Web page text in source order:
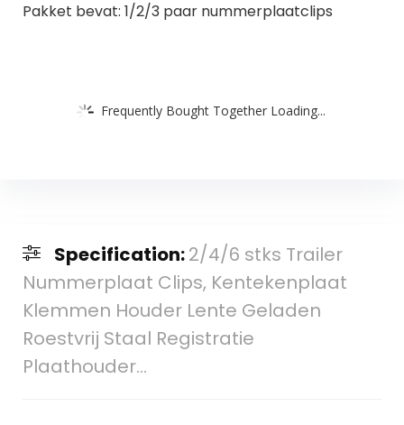
Pakket bevat: 1/2/3 paar nummerplaatclips
Frequently Bought Together Loading...
Specification:2/4/6 stks Trailer
Nummerplaat Clips, Kentekenplaat
Klemmen Houder Lente Geladen
Roestvrij Staal Registratie
Plaathouder…